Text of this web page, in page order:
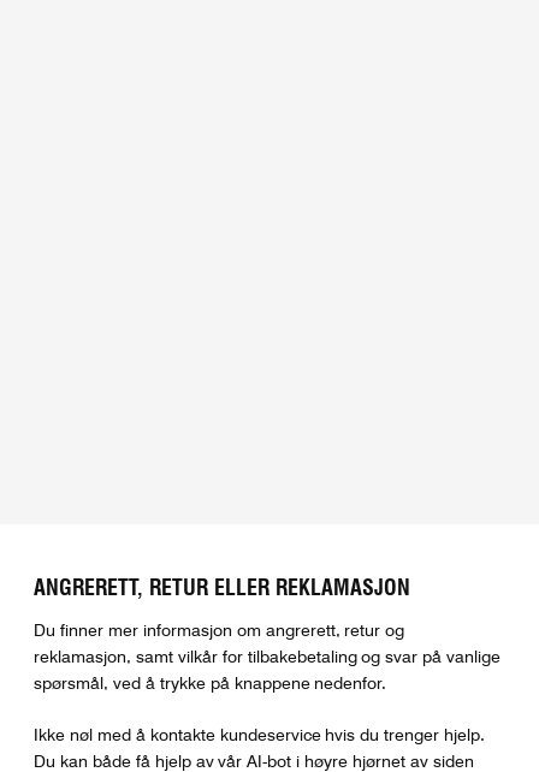
ANGRERETT, RETUR ELLER REKLAMASJON
Du finner mer informasjon om angrerett, retur og
reklamasjon, samt vilkår for tilbakebetaling og svar på vanlige
spørsmål, ved å trykke på knappene nedenfor.
Ikke nøl med å kontakte kundeservice hvis du trenger hjelp.
Du kan både få hjelp av vår AI-bot i høyre hjørnet av siden